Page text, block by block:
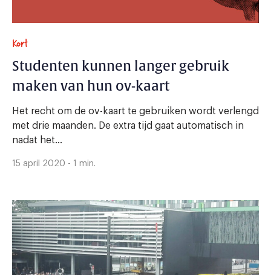
Kort
Studenten kunnen langer gebruik
maken van hun ov-kaart
Het recht om de ov-kaart te gebruiken wordt verlengd
met drie maanden. De extra tijd gaat automatisch in
nadat het...
15 april 2020 - 1 min.